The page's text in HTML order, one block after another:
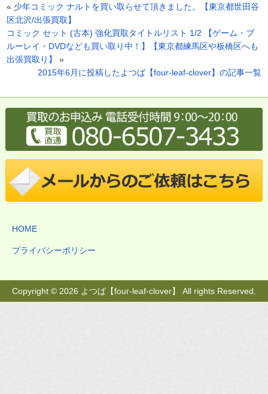
« 少年コミック ナルトを買い取らせて頂きました。【東京都世田谷
区北沢/出張買取】
コミック セット (古本) 強化買取タイトルリスト 1/2 【ゲーム・ブ
ルーレイ・DVDなども買い取り中！】【東京都練馬区や板橋区へも
出張買取り】
»
2015年6月に投稿したよつば【four-leaf-clover】の記事一覧
HOME
プライバシーポリシー
Copyright © 2026 よつば【four-leaf-clover】 All rights Reserved.